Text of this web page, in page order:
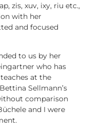
zis, xuv, ixy, riu etc.,
with her
and focused
to us by her
who has
at the
Sellmann’s
comparison
and I were